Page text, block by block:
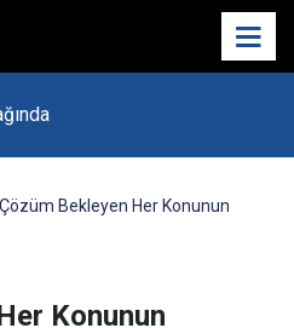
Çözüm Bekleyen Her Konunun
Konunun